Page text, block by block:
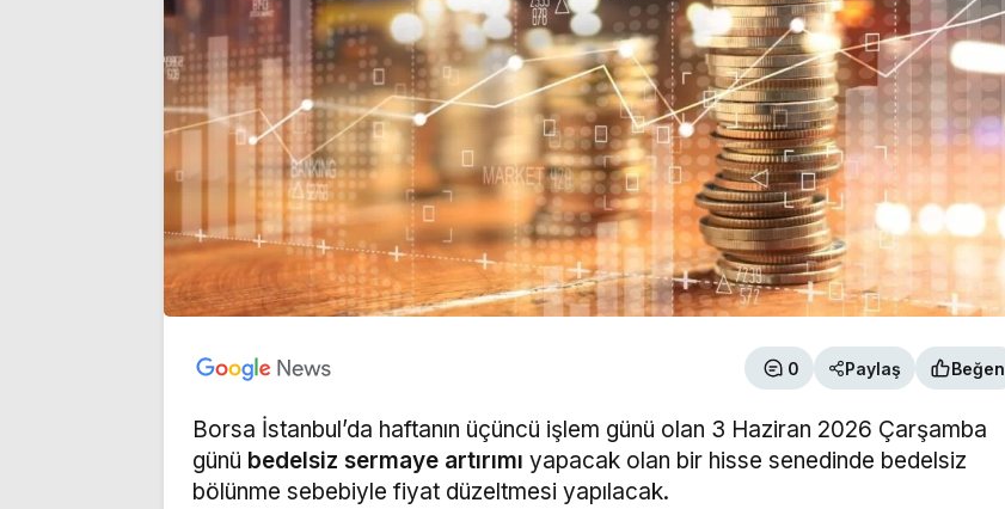
0 Paylaş Beğen
Borsa İstanbul’da haftanın üçüncü işlem günü olan 3 Haziran 2026 Çarşamba
günü bedelsiz sermaye artırımı yapacak olan bir hisse senedinde bedelsiz
bölünme sebebiyle fiyat düzeltmesi yapılacak.